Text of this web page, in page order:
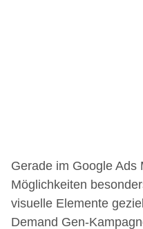
Gerade im Google Ads
Möglichkeiten
visuelle Elemente
Demand Gen-